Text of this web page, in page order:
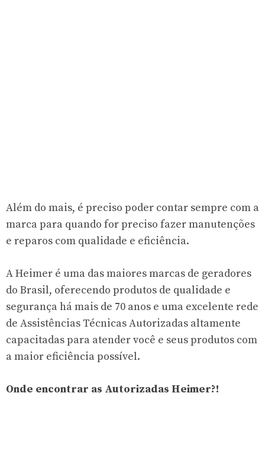
Além do mais, é preciso poder contar sempre com a
marca para quando for preciso fazer manutenções
e reparos com qualidade e eficiência.
A Heimer é uma das maiores marcas de geradores
do Brasil, oferecendo produtos de qualidade e
segurança há mais de 70 anos e uma excelente rede
de Assistências Técnicas Autorizadas altamente
capacitadas para atender você e seus produtos com
a maior eficiência possível.
Onde encontrar as Autorizadas Heimer?!